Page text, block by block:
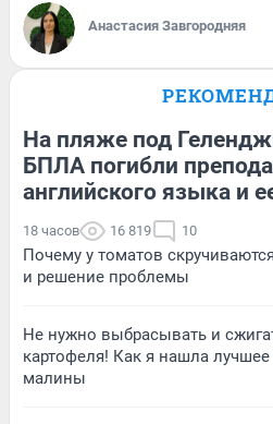
Анастасия Завгородняя
На пляже под
БПЛА погибли
английского языка и
18 часов 16 819 10
Почему у томатов
и решение проблемы
Не нужно выбрасывать и
картофеля! Как я нашла
малины